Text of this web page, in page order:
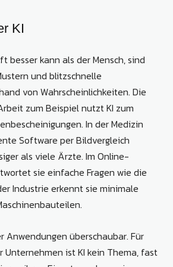
KI
besser kann als der Mensch, sind
und blitzschnelle
von Wahrscheinlichkeiten. Die
zum Beispiel nutzt KI zum
In der Medizin
Software per Bildvergleich
als viele Ärzte. Im Online-
sie einfache Fragen wie die
Industrie erkennt sie minimale
Anwendungen überschaubar. Für
Unternehmen ist KI kein Thema, fast